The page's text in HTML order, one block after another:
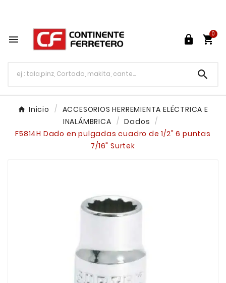
  
0

Inicio
ACCESORIOS HERREMIENTA ELÉCTRICA E
INALÁMBRICA
Dados
F5814H Dado en pulgadas cuadro de 1/2" 6 puntas
7/16" Surtek